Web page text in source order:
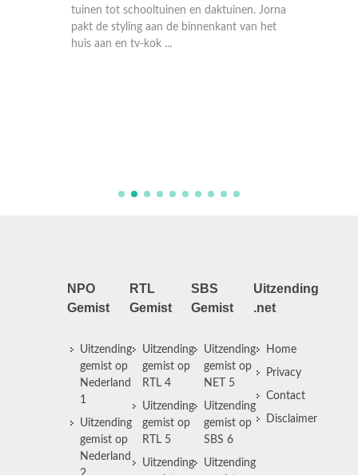
tuinen tot schooltuinen en daktuinen. Jorna
pakt de styling aan de binnenkant van het
huis aan en tv-kok ...
NPO
Gemist
Uitzending
gemist op
Nederland
1
Uitzending
gemist op
Nederland
RTL
Gemist
Uitzending
gemist op
RTL 4
Uitzending
gemist op
RTL 5
Uitzending
SBS
Gemist
Uitzending
gemist op
NET 5
Uitzending
gemist op
SBS 6
Uitzending
Uitzending
.net
Home
Privacy
Contact
Disclaimer